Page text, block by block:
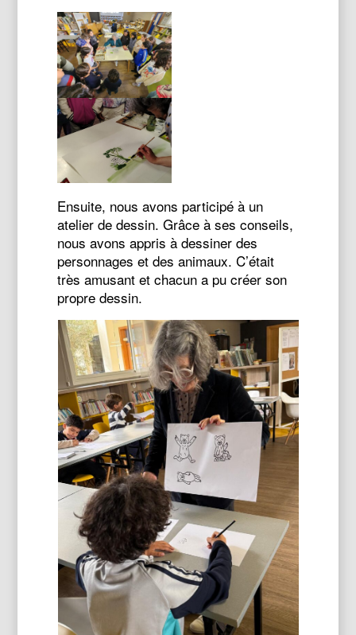
Ensuite, nous avons participé à un
atelier de dessin. Grâce à ses conseils,
nous avons appris à dessiner des
personnages et des animaux. C’était
très amusant et chacun a pu créer son
propre dessin.